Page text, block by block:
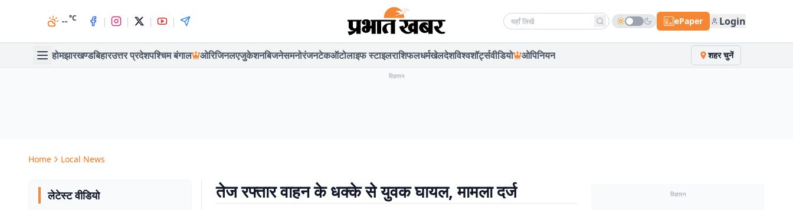
--°C | | | | Search news ePaper Login
होमझारखण्डबिहारउत्तर प्रदेशपश्चिम बंगाल ओरिजिनलएजुकेशनबिजनेसमनोरंजनटेकऑटोलाइफ स्टाइलराशिफलधर्मखेलदेशविश्वशॉर्ट्सवीडियो ओपिनियन शहर चुनें
विज्ञापन
Home Local News
लेटेस्ट वीडियो तेज रफ्तार वाहन के धक्के से युवक घायल, मामला दर्ज विज्ञापन